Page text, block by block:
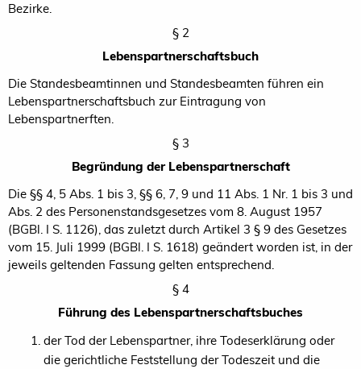
Bezirke.
§ 2
Lebenspartnerschaftsbuch
Die Standesbeamtinnen und Standesbeamten führen ein
Lebenspartnerschaftsbuch zur Eintragung von
Lebenspartnerften.
§ 3
Begründung der Lebenspartnerschaft
Die §§ 4, 5 Abs. 1 bis 3, §§ 6, 7, 9 und 11 Abs. 1 Nr. 1 bis 3 und
Abs. 2 des Personenstandsgesetzes vom 8. August 1957
(BGBl. I S. 1126), das zuletzt durch Artikel 3 § 9 des Gesetzes
vom 15. Juli 1999 (BGBl. I S. 1618) geändert worden ist, in der
jeweils geltenden Fassung gelten entsprechend.
§ 4
Führung des Lebenspartnerschaftsbuches
der Tod der Lebenspartner, ihre Todeserklärung oder
die gerichtliche Feststellung der Todeszeit und die